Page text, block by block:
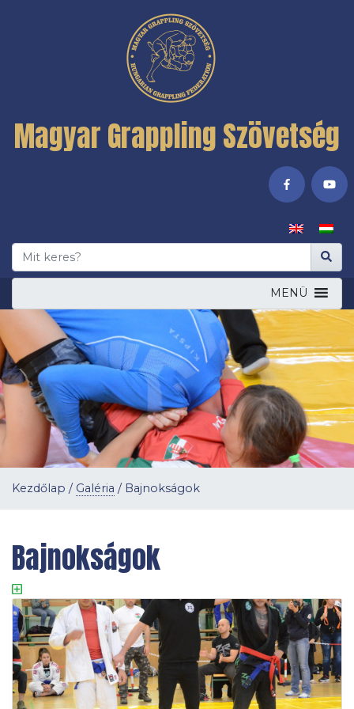
Magyar Grappling Szövetség
MENÜ
Kezdőlap / Galéria / Bajnokságok
Bajnokságok